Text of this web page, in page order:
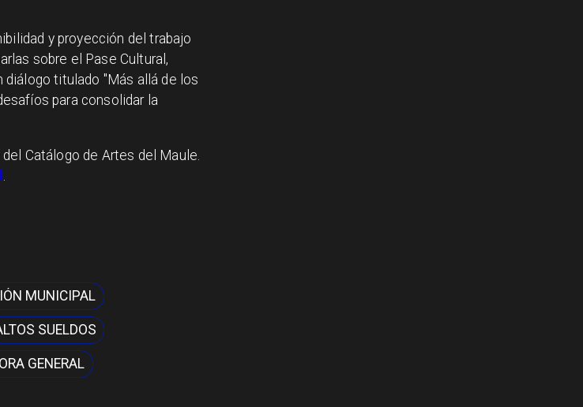
y proyección del trabajo
sobre el Pase Cultural,
diálogo titulado "Más allá de los
para consolidar la
Catálogo de Artes del Maule.
MUNICIPAL
SUELDOS
GENERAL